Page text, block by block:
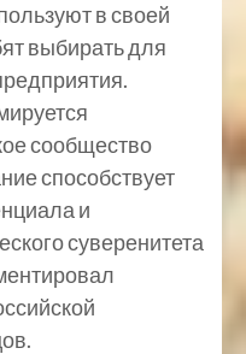
в своей
выбирать для
сообщество
способствует
и
суверенитета